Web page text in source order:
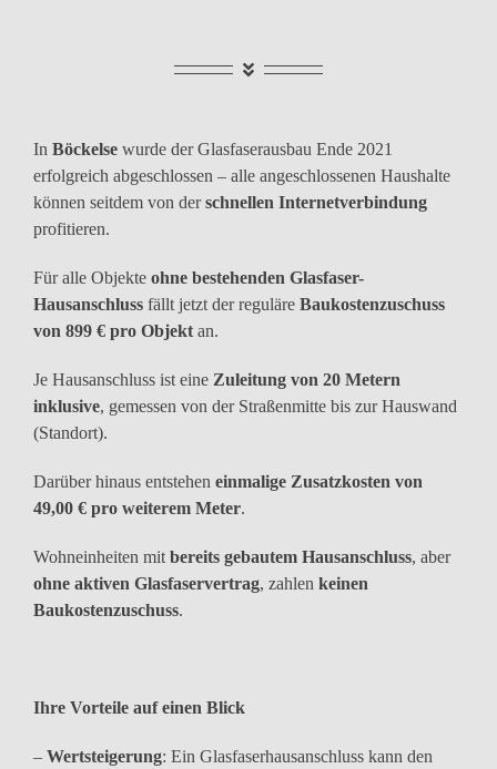
In Böckelsewurde der Glasfaserausbau Ende 2021
erfolgreich abgeschlossen – alle angeschlossenen Haushalte
können seitdem von derschnellen Internetverbindung
profitieren.
Für alle Objekte ohne bestehenden Glasfaser-
Hausanschlussfällt jetzt der reguläre Baukostenzuschuss
von 899 € pro Objektan.
Je Hausanschluss ist eine Zuleitung von 20 Metern
inklusive, gemessen von der Straßenmitte bis zur Hauswand
(Standort).
Darüber hinaus entstehen einmalige Zusatzkosten von
49,00 € pro weiterem Meter.
Wohneinheiten mit bereits gebautem Hausanschluss, aber
ohne aktiven Glasfaservertrag, zahlen keinen
Baukostenzuschuss.
Ihre Vorteile auf einen Blick
– Wertsteigerung: Ein Glasfaserhausanschluss kann den